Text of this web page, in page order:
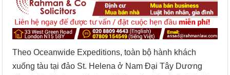
Theo Oceanwide Expeditions, toàn bộ hành khách
xuống tàu tại đảo St. Helena ở Nam Đại Tây Dương